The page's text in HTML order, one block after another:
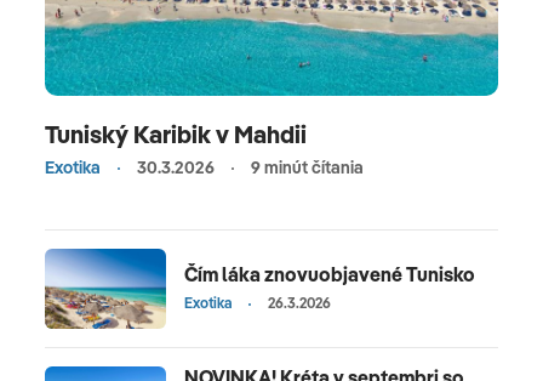
Tuniský Karibik v Mahdii
Exotika 30.3.2026 9 minút čítania
Čím láka znovuobjavené Tunisko
Exotika 26.3.2026